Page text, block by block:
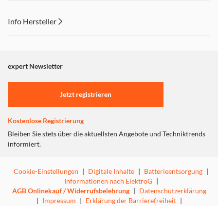
Heißer und kräftiger Kaffee dank leistungsstarkem
leichte Handhabung dank Durchbrühdeckel
Einfaches und tropffreies Ausgießen
Info Hersteller
"Marketing".
Einstellungen anpassen
expert Newsletter
Jetzt registrieren
Kostenlose Registrierung
Bleiben Sie stets über die aktuellsten Angebote und Techniktrends
informiert.
Cookie-Einstellungen | Digitale Inhalte | Batterieentsorgung |
Informationen nach ElektroG |
AGB Onlinekauf / Widerrufsbelehrung | Datenschutzerklärung
| Impressum | Erklärung der Barrierefreiheit |